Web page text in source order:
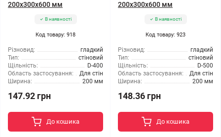
200x300x600 мм
В наявності
Код товару: 918
Різновид:
гладкий
Тип:
стіновий
Щільність:
D-400
Область застосування:
Для стін
Ширина:
200 мм
147.92 грн
До кошика
200x300x600 мм
В наявності
Код товару: 923
Різновид:
гладкий
Тип:
стіновий
Щільність:
D-500
Область застосування:
Для стін
Ширина:
200 мм
148.36 грн
До кошика